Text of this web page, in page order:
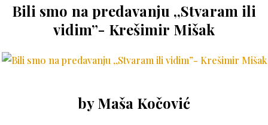
Bili smo na predavanju ,,Stvaram ili
vidim”- Krešimir Mišak
byMaša Kočović